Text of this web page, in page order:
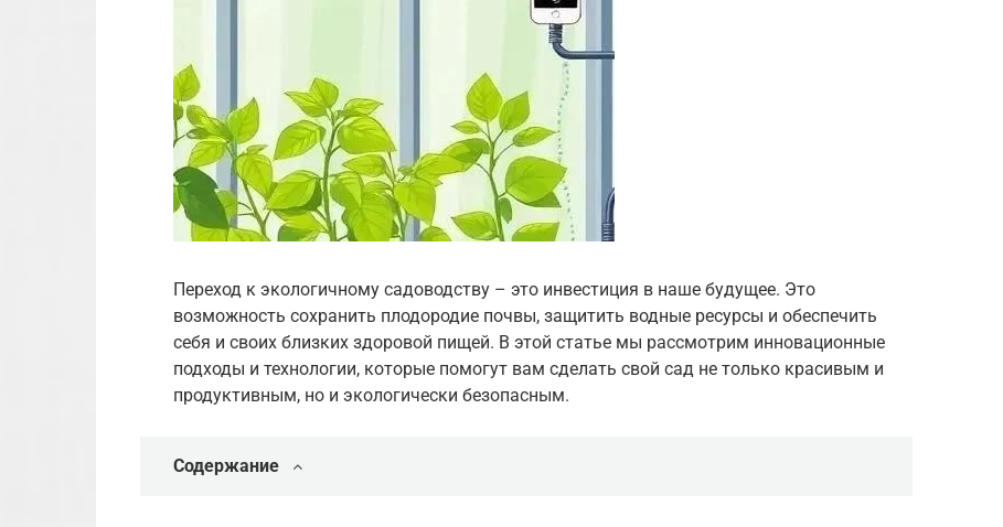
Переход к экологичному садоводству – это инвестиция в наше будущее. Это
возможность сохранить плодородие почвы, защитить водные ресурсы и обеспечить
себя и своих близких здоровой пищей. В этой статье мы рассмотрим инновационные
подходы и технологии, которые помогут вам сделать свой сад не только красивым и
продуктивным, но и экологически безопасным.
Содержание